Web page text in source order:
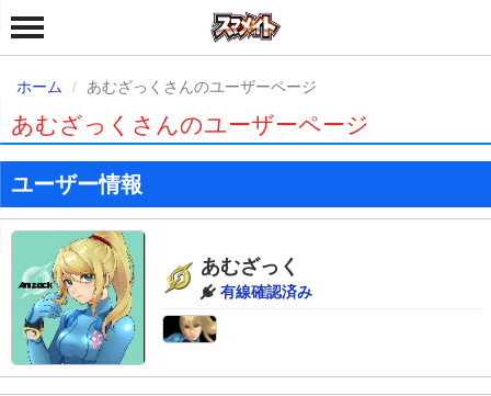
ホーム あむざっくさんのユーザーページ
あむざっくさんのユーザーページ
ユーザー情報
あむざっく
有線確認済み